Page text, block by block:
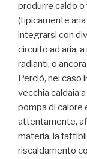
produrre caldo
(tipicamente
integrarsi con
circuito ad aria,
radianti, o
Perciò, nel caso
vecchia caldaia
pompa di calore
attentamente,
materia, la
riscaldamento